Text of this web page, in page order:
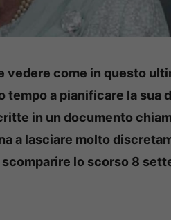
come in questo
tempo a pianificare la sua
in un documento
a lasciare molto
lo scorso 8